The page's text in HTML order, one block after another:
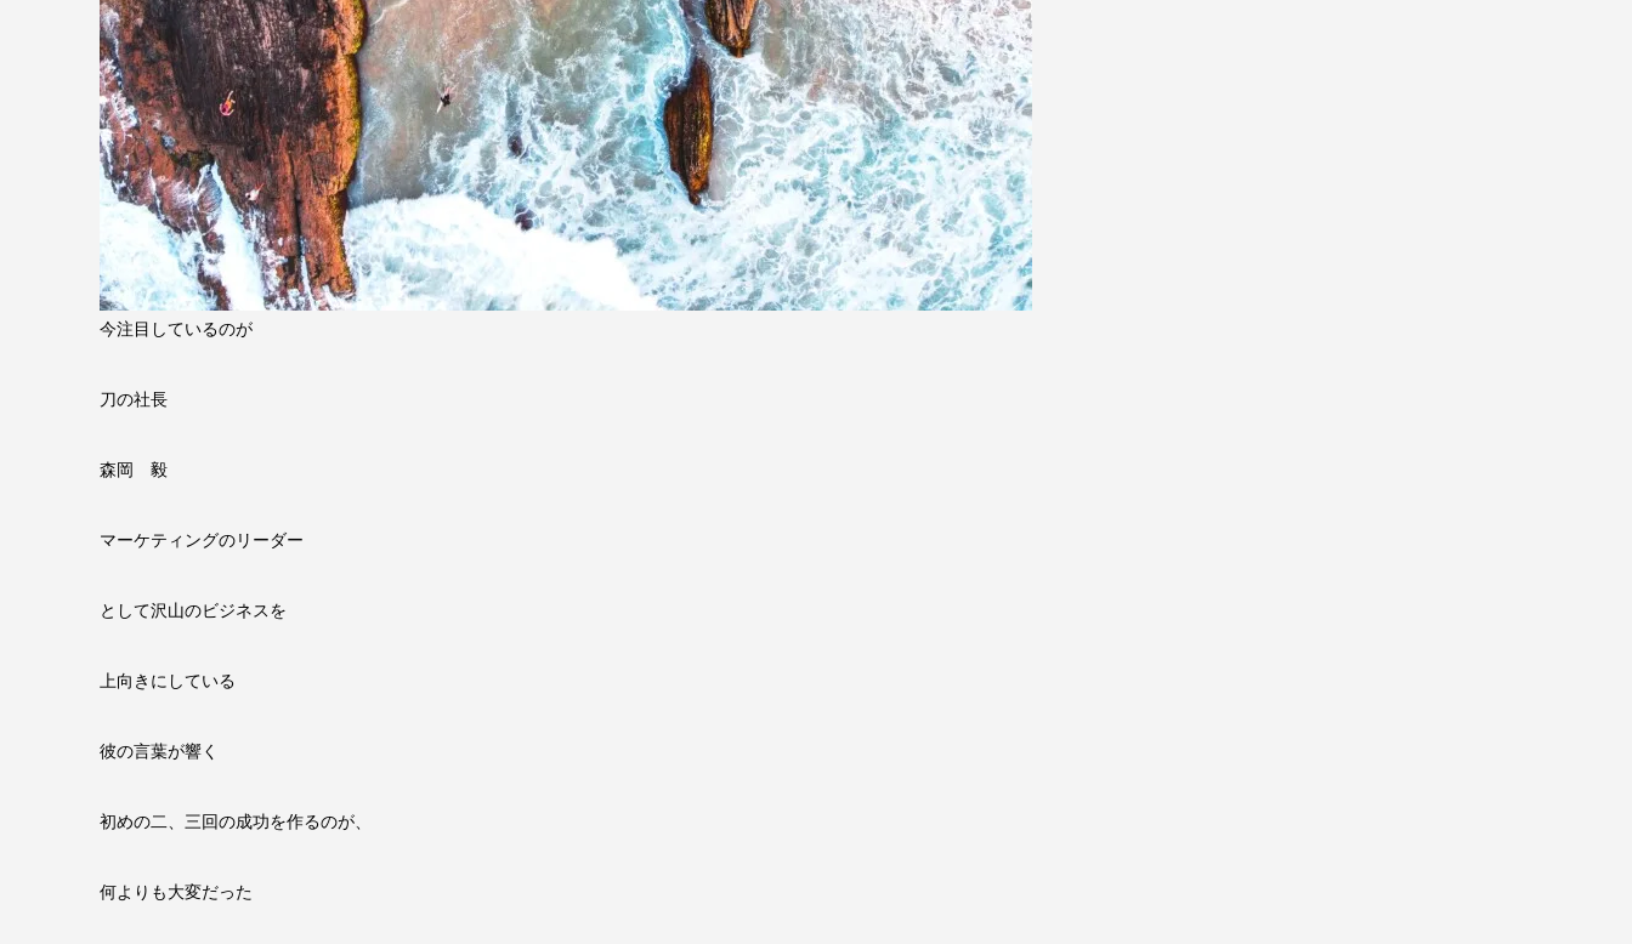
今注目しているのが
刀の社長
森岡 毅
マーケティングのリーダー
として沢山のビジネスを
上向きにしている
彼の言葉が響く
初めの二、三回の成功を作るのが、
何よりも大変だった